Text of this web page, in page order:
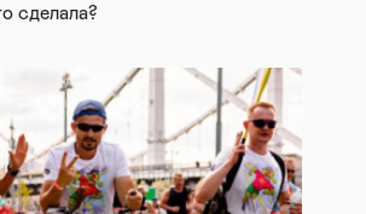
сделала?